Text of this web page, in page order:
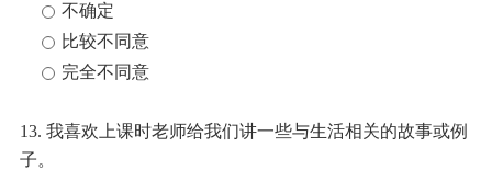
不确定
比较不同意
完全不同意
13. 我喜欢上课时老师给我们讲一些与生活相关的故事或例
子。